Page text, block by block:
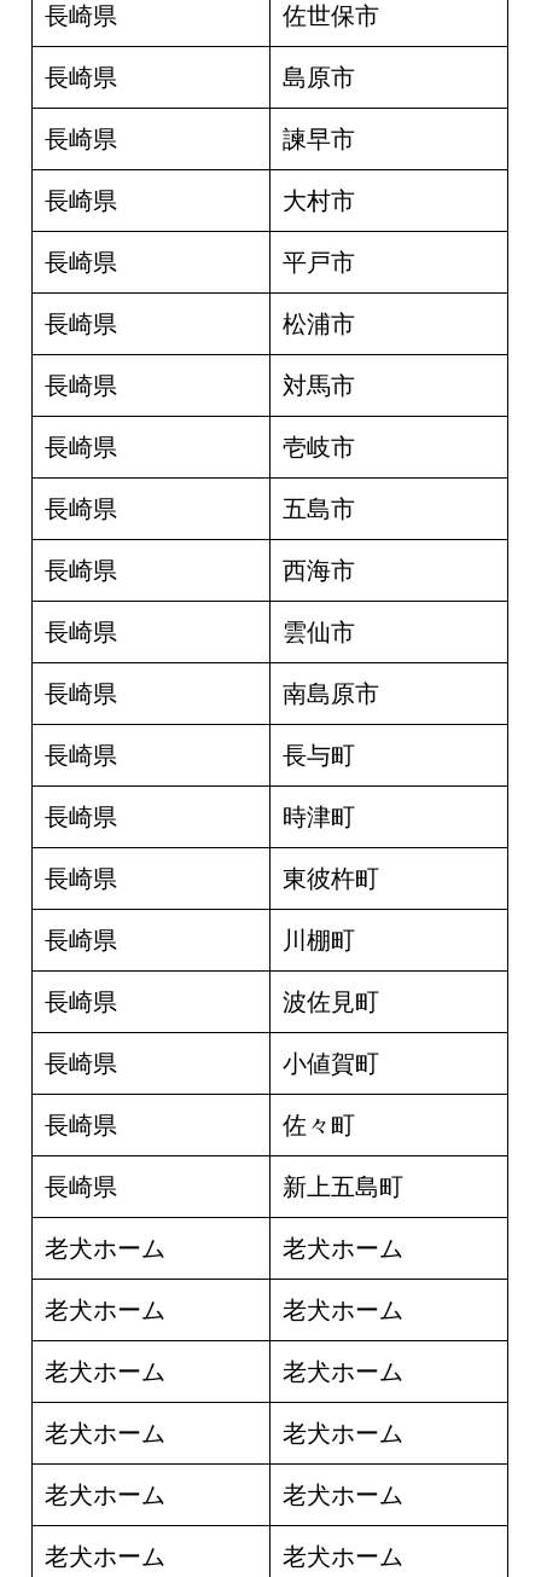
長崎県 佐世保市
長崎県 島原市
長崎県 諫早市
長崎県 大村市
長崎県 平戸市
長崎県 松浦市
長崎県 対馬市
長崎県 壱岐市
長崎県 五島市
長崎県 西海市
長崎県 雲仙市
長崎県 南島原市
長崎県 長与町
長崎県 時津町
長崎県 東彼杵町
長崎県 川棚町
長崎県 波佐見町
長崎県 小値賀町
長崎県 佐々町
長崎県 新上五島町
老犬ホーム 老犬ホーム
老犬ホーム 老犬ホーム
老犬ホーム 老犬ホーム
老犬ホーム 老犬ホーム
老犬ホーム 老犬ホーム
老犬ホーム 老犬ホーム